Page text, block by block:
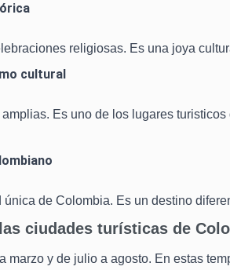
religiosas. Es una joya
cultural
Es uno de los lugares
de Colombia. Es un destino
ciudades turísticas de
marzo y de julio a agosto. En estas